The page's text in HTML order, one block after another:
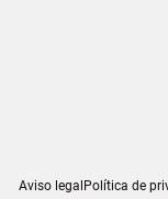
Aviso legalPolítica de